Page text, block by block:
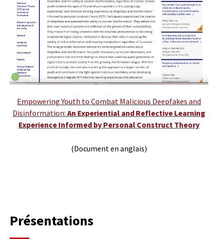
Empowering Youth to Combat Malicious Deepfakes and
Disinformation: An Experiential and Reflective Learning
Experience Informed by Personal Construct Theory
(Document en anglais)
Présentations